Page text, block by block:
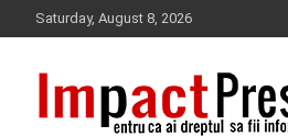
to
Saturday, August 8, 2026